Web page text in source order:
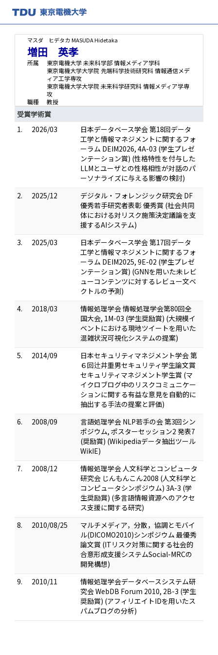
マスダ ヒデタカ MASUDA Hidetaka
増田 英孝
所属
東京電機大学 未来科学部 情報メディア学科
東京電機大学大学院 先端科学技術研究科 情報通信メデ
ィア工学専攻
東京電機大学大学院 未来科学研究科 情報メディア学専
攻
職種
教授
受賞学術賞
1.
2026/03
日本データベース学会 第18回データ
工学と情報マネジメントに関するフォ
ーラム DEIM2026, 4A-03 (学生プレゼ
ンテーション賞) (性格特性を付与した
LLMとユーザとの性格相性が対話のパ
ーソナライズに与える影響の検討)
2.
2025/12
デジタル・フォレンジック研究会 DF
優秀若手研究者表彰 優秀賞 (社会共同
体における対リスク施策決定議論を支
援するAIシステム)
3.
2025/03
日本データベース学会 第17回データ
工学と情報マネジメントに関するフォ
ーラム DEIM2025, 9E-02 (学生プレゼ
ンテーション賞) (GNNを用いた未レビ
ューコンテンツに対するレビュー文ベ
クトルの予測)
4.
2018/03
情報処理学会 情報処理学会第80回全
国大会, 1M-03 (学生奨励賞) (大規模イ
ベントにおける現地ツイートを用いた
混雑状況可視化システムの提案)
5.
2014/09
日本セキュリティマネジメント学会 第
６回辻井重男セキュリティ学生論文賞
セキュリティマネジメント学生賞 (マ
イクロブログ中のリスクコミュニケー
ションに関する有益な意見を自動的に
抽出する手法の提案と評価)
6.
2008/09
言語処理学会 NLP若手の会 第3回シン
ポジウム, ポスターセッション2 発表7
(奨励賞) (Wikipediaデータ抽出ツール
WikIE)
7.
2008/12
情報処理学会 人文科学とコンピュータ
研究会 じんもんこん2008 (人文科学と
コンピュータシンポジウム) 3A-3 (学
生奨励賞) (多言語情報資源へのアクセ
ス支援に関する研究)
8.
2010/08/25
マルチメディア，分散，協調とモバイ
ル(DICOMO2010)シンポジウム 最優秀
論文賞 (ITリスク対策に関する社会的
合意形成支援システムSocial-MRCの
開発構想)
9.
2010/11
情報処理学会データベースシステム研
究会 WebDB Forum 2010, 2B-3 (学生
奨励賞) (アフィリエイトIDを用いたス
パムブログの分析)